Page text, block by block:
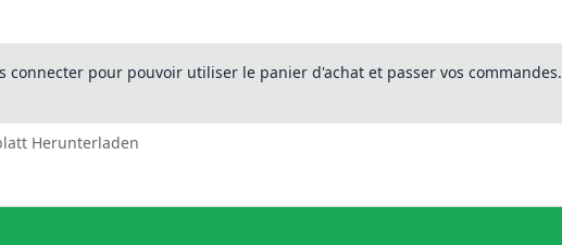
connecter pour pouvoir utiliser le panier d'achat et passer vos commandes.
Herunterladen